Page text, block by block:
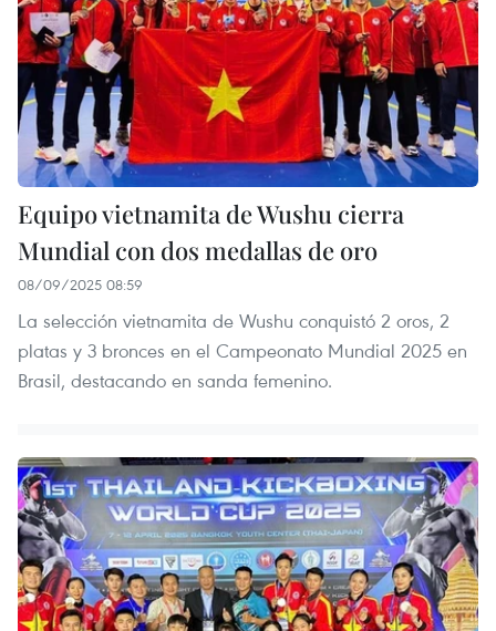
Equipo vietnamita de Wushu cierra
Mundial con dos medallas de oro
08/09/2025 08:59
La selección vietnamita de Wushu conquistó 2 oros, 2
platas y 3 bronces en el Campeonato Mundial 2025 en
Brasil, destacando en sanda femenino.